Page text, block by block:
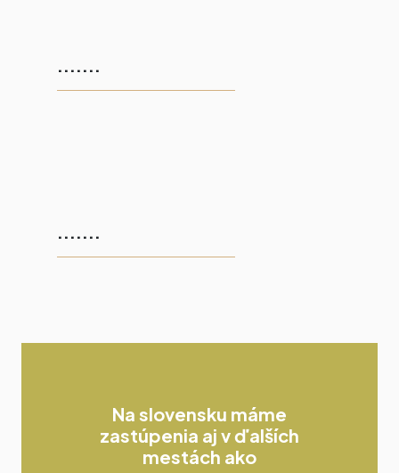
.......
.......
Na slovensku máme
zastúpenia aj v ďalších
mestách ako